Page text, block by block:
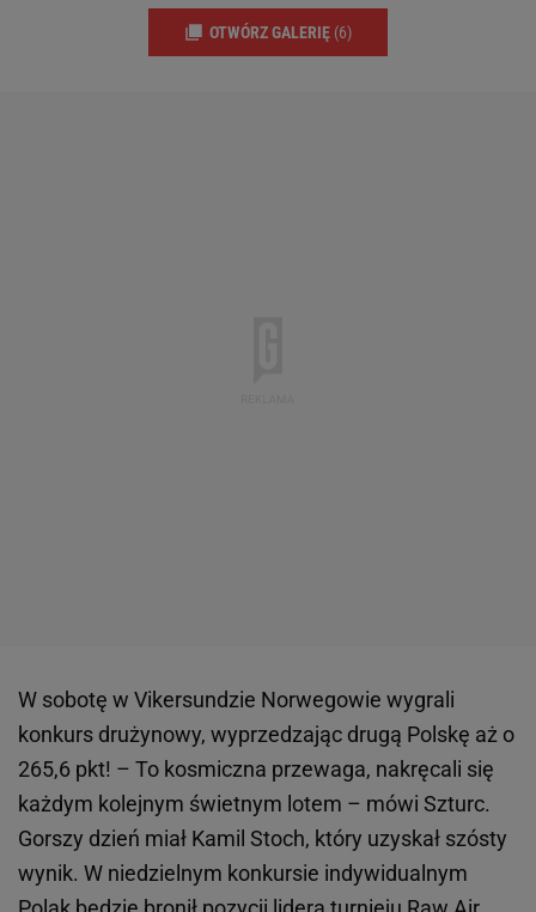
OTWÓRZ GALERIĘ (6)
W sobotę w Vikersundzie Norwegowie wygrali
konkurs drużynowy, wyprzedzając drugą Polskę aż o
265,6 pkt! – To kosmiczna przewaga, nakręcali się
każdym kolejnym świetnym lotem – mówi Szturc.
Gorszy dzień miał Kamil Stoch, który uzyskał szósty
wynik. W niedzielnym konkursie indywidualnym